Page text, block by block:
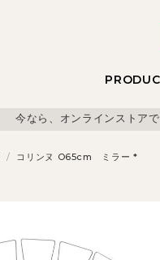
今なら、オンラインストア
/ コリンヌ O65cm ミラー *